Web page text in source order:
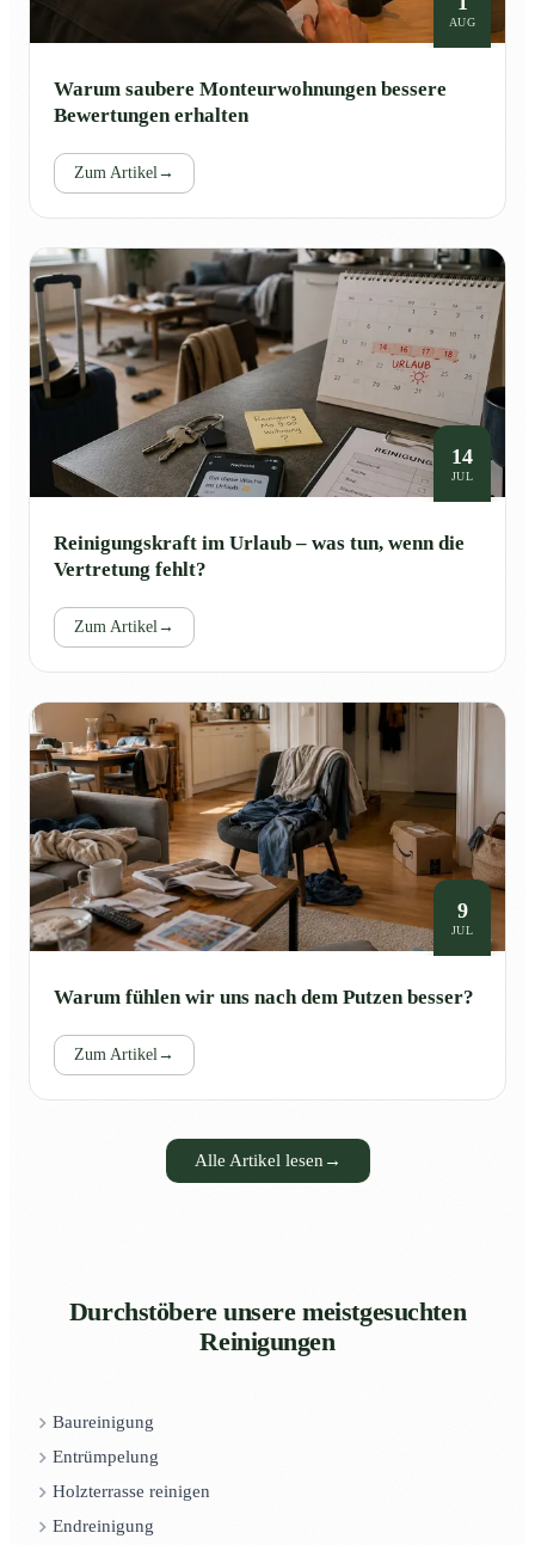
AUG
Warum saubere Monteurwohnungen bessere
Bewertungen erhalten
Zum Artikel→
14
JUL
Reinigungskraft im Urlaub – was tun, wenn die
Vertretung fehlt?
Zum Artikel→
9
JUL
Warum fühlen wir uns nach dem Putzen besser?
Zum Artikel→
Alle Artikel lesen →
Durchstöbere unsere meistgesuchten
Reinigungen
Baureinigung
Entrümpelung
Holzterrasse reinigen
Endreinigung